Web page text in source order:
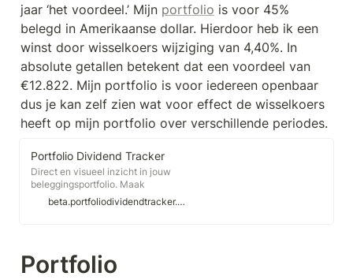
jaar ‘het voordeel.’ Mijn portfolio is voor 45%
belegd in Amerikaanse dollar. Hierdoor heb ik een
winst door wisselkoers wijziging van 4,40%. In
absolute getallen betekent dat een voordeel van
€12.822. Mijn portfolio is voor iedereen openbaar
dus je kan zelf zien wat voor effect de wisselkoers
heeft op mijn portfolio over verschillende periodes.
Portfolio Dividend Tracker
Direct en visueel inzicht in jouw
beleggingsportfolio. Maak
onmisbare analyses voor een
veilige financiële toekomst.
beta.portfoliodividendtracker.com
Portfolio